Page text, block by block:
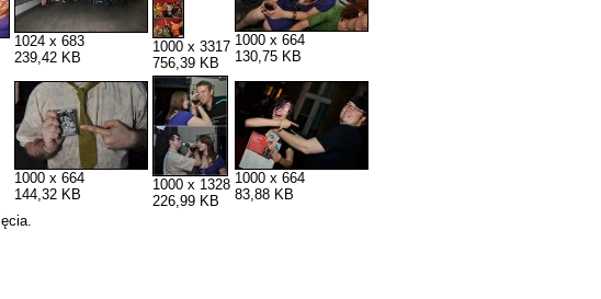
1024 x 683
239,42 KB
1000 x 3317
756,39 KB
1000 x 664
130,75 KB
1000 x 664
144,32 KB
1000 x 1328
226,99 KB
1000 x 664
83,88 KB